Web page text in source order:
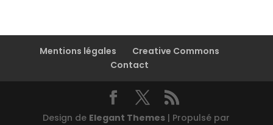
Mentions légales
Creative Commons
Contact
Design de Elegant Themes | Propulsé par